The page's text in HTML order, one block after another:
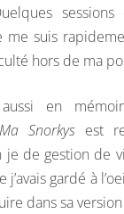
me suis
hors de ma
en
Ma Snorkys est
je de gestion de
j’avais gardé à
dans sa version